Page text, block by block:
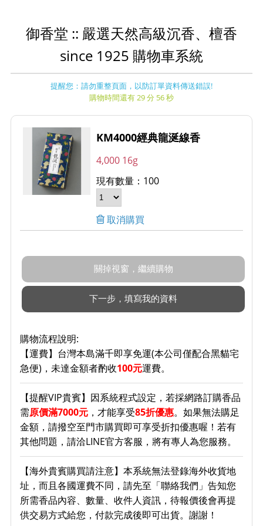
御香堂 :: 嚴選天然高級沉香、檀香
since 1925 購物車系統
提醒您：請勿重整頁面，以防訂單資料傳送錯誤!
購物時間還有 29 分 56 秒
KM4000經典龍涎線香
4,000 16g
現有數量：100
取消購買
購物流程說明:
【運費】台灣本島滿千即享免運(本公司僅配合黑貓宅
急便)，未達金額者酌收100元運費。
【提醒VIP貴賓】因系統程式設定，若採網路訂購香品
需原價滿7000元 ，才能享受85折優惠。如果無法購足
金額，請撥空至門市購買即可享受折扣優惠喔！若有
其他問題，請洽LINE官方客服，將有專人為您服務。
【海外貴賓購買請注意】本系統無法登錄海外收貨地
址，而且各國運費不同，請先至「聯絡我們」告知您
所需香品內容、數量、收件人資訊，待報價後會再提
供交易方式給您，付款完成後即可出貨。謝謝！